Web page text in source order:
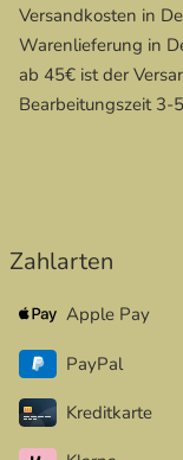
Versandkosten in
Warenlieferung in
ab 45€ ist der
Bearbeitungszeit 3-
Zahlarten
Apple Pay
PayPal
Kreditkarte